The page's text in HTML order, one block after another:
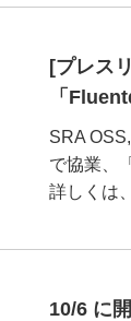
[プレス
「
SRA
で協業、
詳しくは、
10/6 に